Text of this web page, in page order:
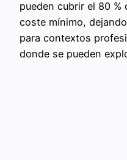
pueden cubrir el 80 %
coste mínimo,
para contextos
donde se pueden